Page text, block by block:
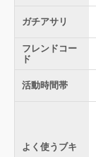
ガチアサリ
フレンドコー
ド
活動時間帯
よく使うブキ